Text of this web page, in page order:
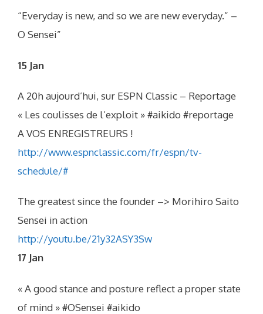
“Everyday is new, and so we are new everyday.” –
O Sensei”
15 Jan
A 20h aujourd’hui, sur ESPN Classic – Reportage
« Les coulisses de l’exploit »#aikido #reportage
A VOS ENREGISTREURS !
http://www.espnclassic.com/fr/espn/tv-
schedule/#
The greatest since the founder –> Morihiro Saito
Sensei in action
http://youtu.be/21y32ASY3Sw
17 Jan
« A good stance and posture reflect a proper state
of mind »#OSensei #aikido